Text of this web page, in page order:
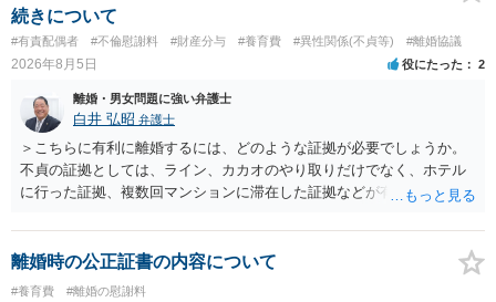
続きについて
#有責配偶者 #不倫慰謝料 #財産分与 #養育費 #異性関係(不貞等) #離婚協議
2026年8月5日 役にたった 2
離婚・男女問題に強い弁護士
白井 弘昭 弁護士
＞こちらに有利に離婚するには、どのような証拠が必要でしょうか。
不貞の証拠としては、ライン、カカオのやり取りだけでなく、ホテル
に行った証拠、複数回マンションに滞在した証拠などが有効です。 不
婚する、慰謝料をとるなど）ことができると思われます。 ただし、不
貞発覚後、長期間同居を続けると、不貞を許したとの評価につながる
離婚時の公正証書の内容について
#養育費 #離婚の慰謝料